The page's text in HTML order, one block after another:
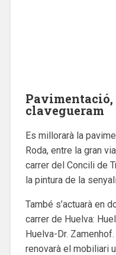
clavegueram
Es millorarà la
Roda, entre la gran
carrer del Concili de
la pintura de la
També s’actuarà en
carrer de Huelva:
Huelva-Dr.
renovarà el mobiliari